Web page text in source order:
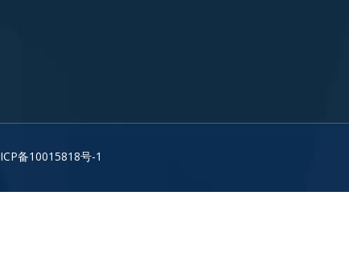
备10015818号-1